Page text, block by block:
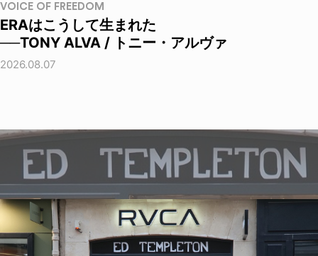
VOICE OF FREEDOM
ERAはこうして生まれた
──TONY ALVA / トニー・アルヴァ
2026.08.07